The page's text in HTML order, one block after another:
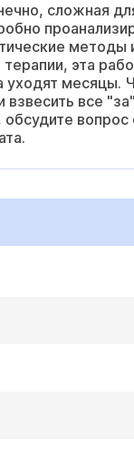
сложная
эта
месяцы.
все
обсудите